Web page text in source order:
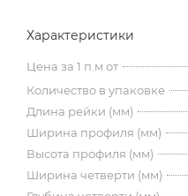
Характеристики
Цена за 1 п.м от
Количество в упаковке
Длина рейки (мм)
Ширина профиля (мм)
Высота профиля (мм)
Ширина четверти (мм)